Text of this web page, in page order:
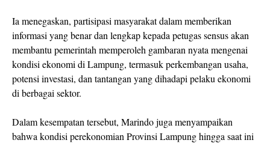
Ia menegaskan, partisipasi masyarakat dalam memberikan
informasi yang benar dan lengkap kepada petugas sensus akan
membantu pemerintah memperoleh gambaran nyata mengenai
kondisi ekonomi di Lampung, termasuk perkembangan usaha,
potensi investasi, dan tantangan yang dihadapi pelaku ekonomi
di berbagai sektor.
Dalam kesempatan tersebut, Marindo juga menyampaikan
bahwa kondisi perekonomian Provinsi Lampung hingga saat ini